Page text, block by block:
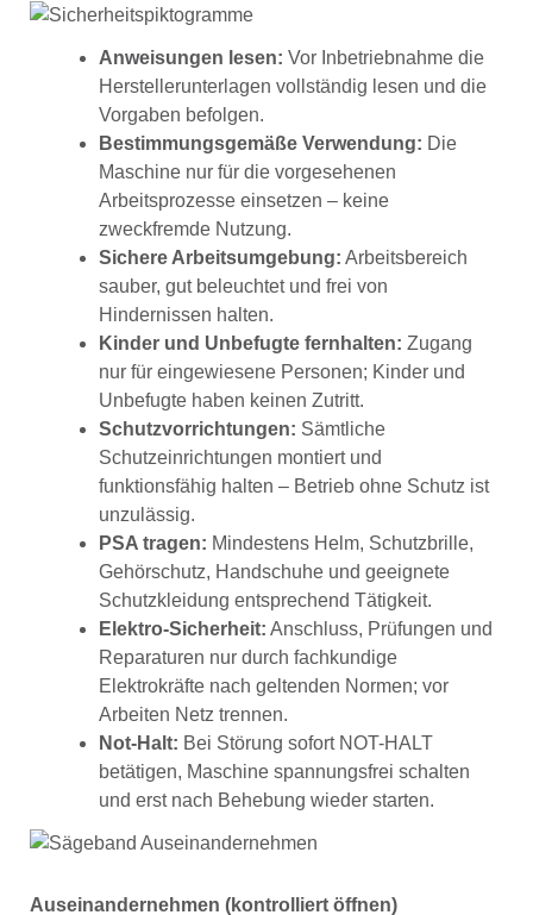
Anweisungen lesen: Vor Inbetriebnahme die
Herstellerunterlagen vollständig lesen und die
Vorgaben befolgen.
Bestimmungsgemäße Verwendung: Die
Maschine nur für die vorgesehenen
Arbeitsprozesse einsetzen – keine
zweckfremde Nutzung.
Sichere Arbeitsumgebung: Arbeitsbereich
sauber, gut beleuchtet und frei von
Hindernissen halten.
Kinder und Unbefugte fernhalten: Zugang
nur für eingewiesene Personen; Kinder und
Unbefugte haben keinen Zutritt.
Schutzvorrichtungen: Sämtliche
Schutzeinrichtungen montiert und
funktionsfähig halten – Betrieb ohne Schutz ist
unzulässig.
PSA tragen: Mindestens Helm, Schutzbrille,
Gehörschutz, Handschuhe und geeignete
Schutzkleidung entsprechend Tätigkeit.
Elektro-Sicherheit: Anschluss, Prüfungen und
Reparaturen nur durch fachkundige
Elektrokräfte nach geltenden Normen; vor
Arbeiten Netz trennen.
Not-Halt: Bei Störung sofort NOT-HALT
betätigen, Maschine spannungsfrei schalten
und erst nach Behebung wieder starten.
Auseinandernehmen (kontrolliert öffnen)